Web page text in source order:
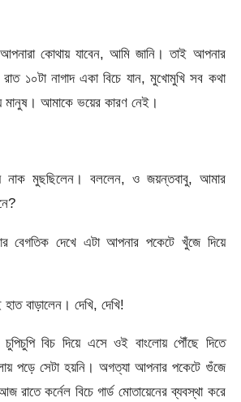
কোথায় যাবেন, আমি জানি। তাই আপনার
রাত ১০টা নাগাদ একা বিচে যান, মুখোমুখি সব কথা
মানুষ। আমাকে ভয়ের কারণ নেই।
নাক মুছছিলেন। বললেন, ও জয়ন্তবাবু, আমার
বেগতিক দেখে এটা আপনার পকেটে খুঁজে দিয়ে
বাড়ালেন। দেখি, দেখি!
চুপিচুপি বিচ দিয়ে এসে ওই বাংলোয় পৌঁছে দিতে
পড়ে সেটা হয়নি। অগত্যা আপনার পকেটে গুঁজে
রাতে কর্নেল বিচে গার্ড মোতায়েনের ব্যবস্থা করে